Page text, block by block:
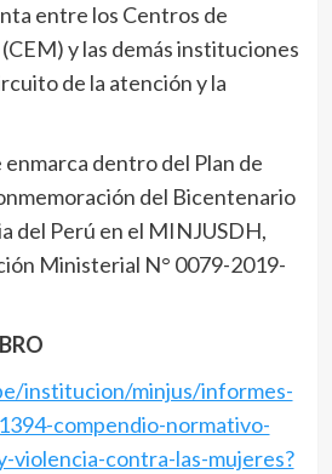
entre los Centros de
y las demás instituciones
de la atención y la
dentro del Plan de
del Bicentenario
del Perú en el MINJUSDH,
Ministerial N° 0079-2019-
institucion/minjus/informes-
compendio-normativo-
violencia-contra-las-mujeres?